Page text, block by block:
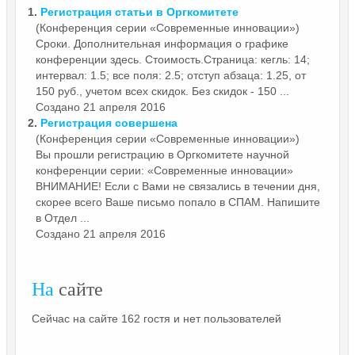
1. Регистрация статьи в Оргкомитете
(Конференция серии «Современные инновации»)
Сроки. Дополнительная информация о графике
конференции здесь. Стоимость.Страница: кегль: 14;
интервал: 1.5; все поля: 2.5; отступ абзаца: 1.25, от
150 руб., учетом всех скидок. Без скидок - 150 ...
Создано 21 апреля 2016
2. Регистрация совершена
(Конференция серии «Современные инновации»)
Вы прошли регистрацию в Оргкомитете научной
конференции серии: «Современные инновации»
ВНИМАНИЕ! Если с Вами не связались в течении дня,
скорее всего Ваше письмо попало в СПАМ. Напишите
в Отдел ...
Создано 21 апреля 2016
На сайте
Сейчас на сайте 162 гостя и нет пользователей